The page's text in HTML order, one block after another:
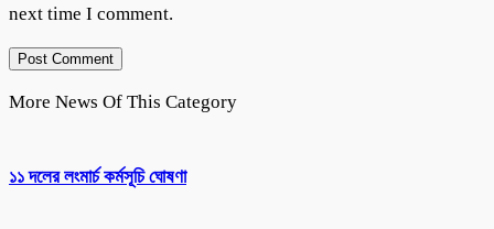
next time I comment.
More News Of This Category
১১ দলের লংমার্চ কর্মসূচি ঘোষণা